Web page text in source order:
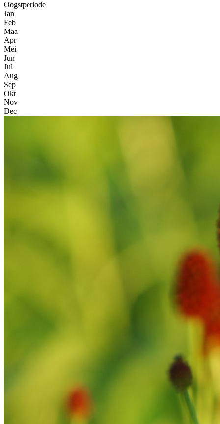
Oogstperiode
Jan
Feb
Maa
Apr
Mei
Jun
Jul
Aug
Sep
Okt
Nov
Dec